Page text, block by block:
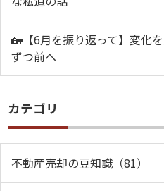
🏡【6月を振り返って】変化
ずつ前へ
カテゴリ
不動産売却の豆知識（81）